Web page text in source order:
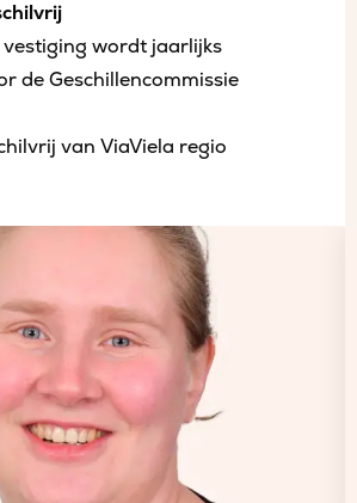
vestiging wordt jaarlijks
de Geschillencommissie
van ViaViela regio